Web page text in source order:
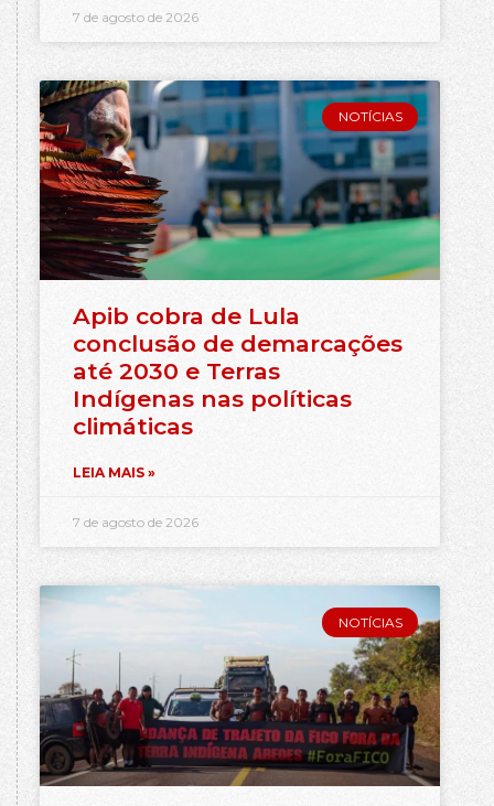
7 de agosto de 2026
NOTÍCIAS
Apib cobra de Lula
conclusão de demarcações
até 2030 e Terras
Indígenas nas políticas
climáticas
LEIA MAIS »
7 de agosto de 2026
NOTÍCIAS